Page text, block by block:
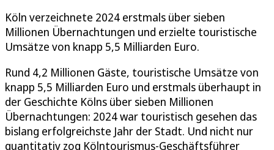
Köln verzeichnete 2024 erstmals über sieben
Millionen Übernachtungen und erzielte touristische
Umsätze von knapp 5,5 Milliarden Euro.
Rund 4,2 Millionen Gäste, touristische Umsätze von
knapp 5,5 Milliarden Euro und erstmals überhaupt in
der Geschichte Kölns über sieben Millionen
Übernachtungen: 2024 war touristisch gesehen das
bislang erfolgreichste Jahr der Stadt. Und nicht nur
quantitativ zog Kölntourismus-Geschäftsführer